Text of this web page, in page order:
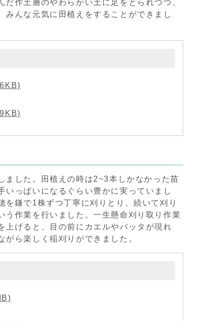
作土層のやわらかい土に足をとられつつ、
みんな元気に田植えをすることができまし
ました。田植えの時は2~3本しかなかった苗
っぱいになるぐらい豊かに実っていまし
鎌で1株ずつ丁寧に刈りとり、続いて刈り
作業を行いました。一生懸命刈り取り作業
上げると、目の前にカエルやバッタが現れ
ら楽しく稲刈りができました。